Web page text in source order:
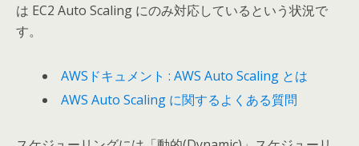
は EC2 Auto Scaling にのみ対応しているという状況で
す。
AWSドキュメント : AWS Auto Scaling とは
AWS Auto Scaling に関するよくある質問